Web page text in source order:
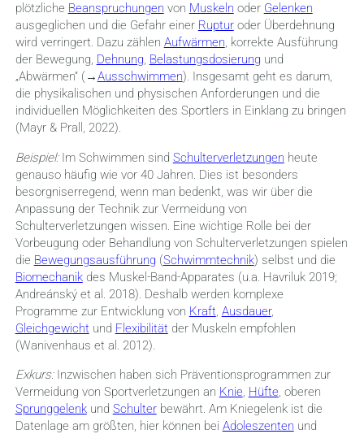
plötzliche Beanspruchungen von Muskeln oder Gelenken
ausgeglichen und die Gefahr einer Rupturoder Überdehnung
wird verringert. Dazu zählen Aufwärmen, korrekte Ausführung
der Bewegung, Dehnung, Belastungsdosierung und
„Abwärmen“ (→Ausschwimmen). Insgesamt geht es darum,
die physi­kalischen und physischen Anforderungen und die
individuellen Möglichkeiten des Sportlers in Einklang zu bringen
(Mayr & Prall, 2022).
Beispiel: Im Schwimmen sind Schulterverletzungen heute
genauso häufig wie vor 40 Jahren. Dies ist besonders
besorgniserregend, wenn man bedenkt, was wir über die
Anpassung der Technik zur Vermeidung von
Schulterverletzungen wissen. Eine wichtige Rolle bei der
Vorbeugung oder Behandlung von Schulterverletzungen spielen
die Bewegungsausführung (Schwimmtechnik) selbst und die
Biomechanikdes Muskel-Band-Apparates (u.a. Havriluk 2019;
Andreánský et al. 2018). Deshalb werden komplexe
Programme zur Entwicklung von Kraft Ausdauer,
Gleichgewicht und Flexibilität der Muskeln empfohlen
(Wanivenhaus et al. 2012).
Exkurs: Inzwischen haben sich Präventionsprogrammen zur
Vermeidung von Sportverletzungen an Knie, Hüfte, oberen
Sprunggelenkund Schulterbewährt. Am Kniegelenk ist die
Datenlage am größten, hier können bei Adoleszenten und